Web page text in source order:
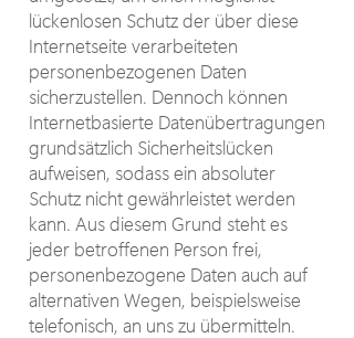
lückenlosen Schutz der über diese
Internetseite verarbeiteten
personenbezogenen Daten
sicherzustellen. Dennoch können
Internetbasierte Datenübertragungen
grundsätzlich Sicherheitslücken
aufweisen, sodass ein absoluter
Schutz nicht gewährleistet werden
kann. Aus diesem Grund steht es
jeder betroffenen Person frei,
personenbezogene Daten auch auf
alternativen Wegen, beispielsweise
telefonisch, an uns zu übermitteln.